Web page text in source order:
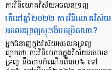
ការវិនិយោគវិស័យអចលនទ្រព្យ
តើនៅឆ្នាំ២០២២ ការវិនិយោគវិស័យ
អចលនទ្រព្យស្ទុះងើបកម្រិតណា?
អ្នកជំនាញក្នុងវិស័យអចលនទ្រព្យ
ព្យាករថា ការវិនិយោគក្នុងវិស័យអចលន
ទ្រព្យ នឹងមានកំណើនពី៣០% ទៅ